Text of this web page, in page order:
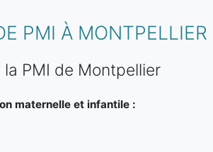
PMI À
PMI de Montpellier
maternelle et infantile :